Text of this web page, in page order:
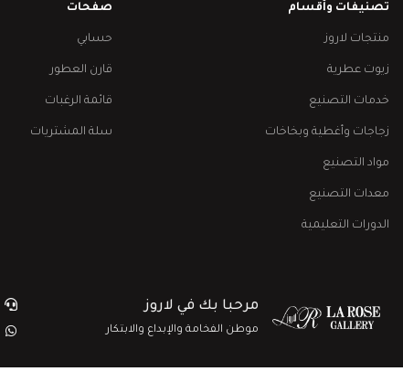
تصنيفات وأقسام
منتجات لاروز
زيوت عطرية
خدمات التصنيع
زجاجات وأغطية وبخاخات
مواد التصنيع
معدات التصنيع
الدورات التعليمية
صفحات
حسابي
قارن العطور
قائمة الرغبات
سلة المشتريات
مرحبا بك في لاروز
موطن الفخامة والإبداع والابتكار